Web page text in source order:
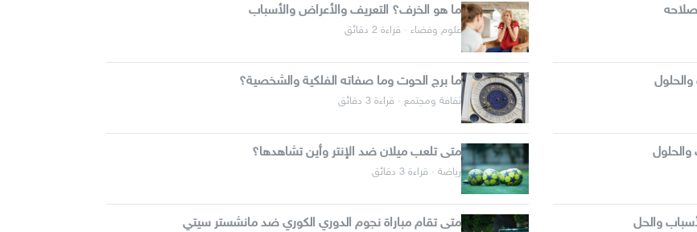
والحل
ما هو الخرف؟ التعريف والأعراض والأسباب
علوم وفضاء · قراءة 2 دقائق
ما برج الحوت وما صفاته الفلكية والشخصية؟
ثقافة ومجتمع · قراءة 3 دقائق
متى تلعب ميلان ضد الإنتر وأين تشاهدها؟
رياضة · قراءة 3 دقائق
متى تقام مباراة نجوم الدوري الكوري ضد مانشستر سيتي